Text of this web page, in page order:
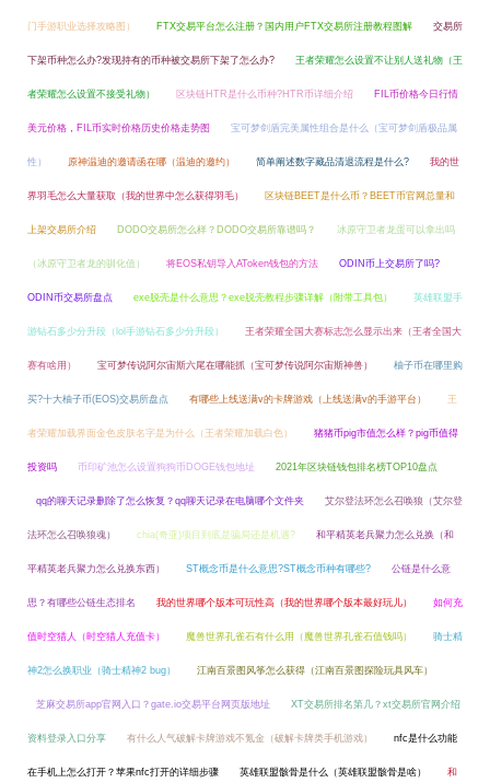
门手游职业选择攻略图） FTX交易平台怎么注册？国内用户FTX交易所注册教程图解 交易所
下架币种怎么办?发现持有的币种被交易所下架了怎么办? 王者荣耀怎么设置不让别人送礼物（王
者荣耀怎么设置不接受礼物） 区块链HTR是什么币种?HTR币详细介绍 FIL币价格今日行情
美元价格，FIL币实时价格历史价格走势图 宝可梦剑盾完美属性组合是什么（宝可梦剑盾极品属
性） 原神温迪的邀请函在哪（温迪的邀约） 简单阐述数字藏品清退流程是什么? 我的世
界羽毛怎么大量获取（我的世界中怎么获得羽毛） 区块链BEET是什么币？BEET币官网总量和
上架交易所介绍 DODO交易所怎么样？DODO交易所靠谱吗？ 冰原守卫者龙蛋可以拿出吗
（冰原守卫者龙的驯化值） 将EOS私钥导入AToken钱包的方法 ODIN币上交易所了吗?
ODIN币交易所盘点 exe脱壳是什么意思？exe脱壳教程步骤详解（附带工具包） 英雄联盟手
游钻石多少分升段（lol手游钻石多少分升段） 王者荣耀全国大赛标志怎么显示出来（王者全国大
赛有啥用） 宝可梦传说阿尔宙斯六尾在哪能抓（宝可梦传说阿尔宙斯神兽） 柚子币在哪里购
买?十大柚子币(EOS)交易所盘点 有哪些上线送满v的卡牌游戏（上线送满v的手游平台） 王
者荣耀加载界面金色皮肤名字是为什么（王者荣耀加载白色） 猪猪币pig市值怎么样？pig币值得
投资吗 币印矿池怎么设置狗狗币DOGE钱包地址 2021年区块链钱包排名榜TOP10盘点
qq的聊天记录删除了怎么恢复？qq聊天记录在电脑哪个文件夹 艾尔登法环怎么召唤狼（艾尔登
法环怎么召唤狼魂） chia(奇亚)项目到底是骗局还是机遇? 和平精英老兵聚力怎么兑换（和
平精英老兵聚力怎么兑换东西） ST概念币是什么意思?ST概念币种有哪些? 公链是什么意
思？有哪些公链生态排名 我的世界哪个版本可玩性高（我的世界哪个版本最好玩儿） 如何充
值时空猎人（时空猎人充值卡） 魔兽世界孔雀石有什么用（魔兽世界孔雀石值钱吗） 骑士精
神2怎么换职业（骑士精神2 bug） 江南百景图风筝怎么获得（江南百景图探险玩具风车）
芝麻交易所app官网入口？gate.io交易平台网页版地址 XT交易所排名第几？xt交易所官网介绍
资料登录入口分享 有什么人气破解卡牌游戏不氪金（破解卡牌类手机游戏） nfc是什么功能
在手机上怎么打开？苹果nfc打开的详细步骤 英雄联盟骸骨是什么（英雄联盟骸骨是啥） 和